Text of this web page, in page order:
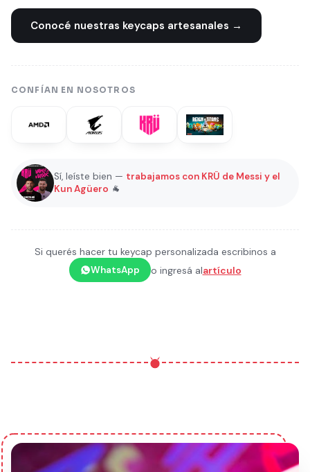
Conocé nuestras keycaps artesanales →
CONFÍAN EN NOSOTROS
Sí, leíste bien — trabajamos con KRÜ de Messi y el
Kun Agüero 🐐
Si querés hacer tu keycap personalizada escribinos a
WhatsApp o ingresá alartículo